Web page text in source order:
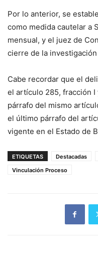
Por lo anterior, se
como medida cautelar a
mensual, y el juez de
cierre de la
Cabe recordar que el
el artículo 285, fracción
párrafo del mismo
el último párrafo del
vigente en el Estado de
ETIQUETAS Destacadas
Vinculación Proceso